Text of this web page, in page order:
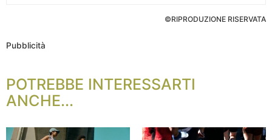
©RIPRODUZIONE RISERVATA
Pubblicità
POTREBBE INTERESSARTI
ANCHE...